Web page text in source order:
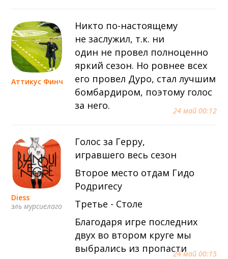
Аттикус Финч
24 май 00:12
Никто по-настоящему
не заслужил, т.к. ни
один не провел полноценно
яркий сезон. Но ровнее всех
его провел Дуро, стал лучшим
бомбардиром, поэтому голос
за него.
Diess
эль мурсиелаго
24 май 00:15
Голос за Герру,
игравшего весь сезон
Второе место отдам Гидо
Родригесу
Третье - Столе
Благодаря игре последних
двух во втором круге мы
выбрались из пропасти